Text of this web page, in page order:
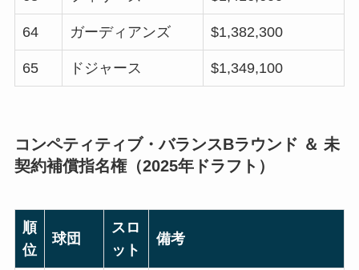
64 ガーディアンズ $1,382,300
65 ドジャース $1,349,100
コンペティティブ・バランスBラウンド ＆ 未
契約補償指名権（2025年ドラフト）
順
位
球団
スロ
ット
備考